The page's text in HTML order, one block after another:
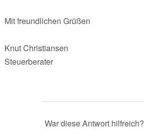
Mit freundlichen Grüßen
Knut Christiansen
Steuerberater
War diese Antwort hilfreich?